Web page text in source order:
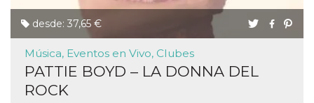
desde: 37,65 €
Música, Eventos en Vivo, Clubes
PATTIE BOYD – LA DONNA DEL
ROCK